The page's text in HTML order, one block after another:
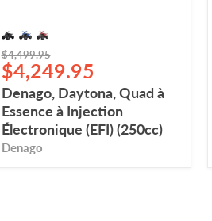
Prix
d'origine
$4,499.95
Prix
actuel
$4,249.95
Denago, Daytona, Quad à
Essence à Injection
Électronique (EFI) (250cc)
Denago